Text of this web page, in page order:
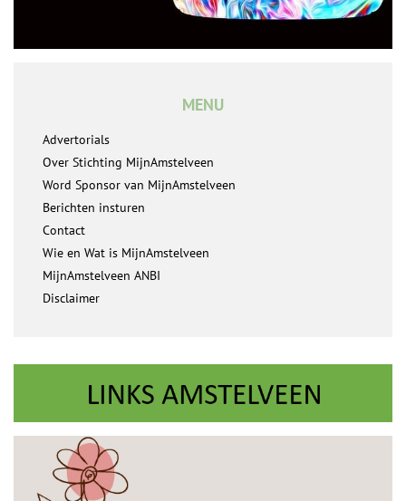
MENU
Advertorials
Over Stichting MijnAmstelveen
Word Sponsor van MijnAmstelveen
Berichten insturen
Contact
Wie en Wat is MijnAmstelveen
MijnAmstelveen ANBI
Disclaimer